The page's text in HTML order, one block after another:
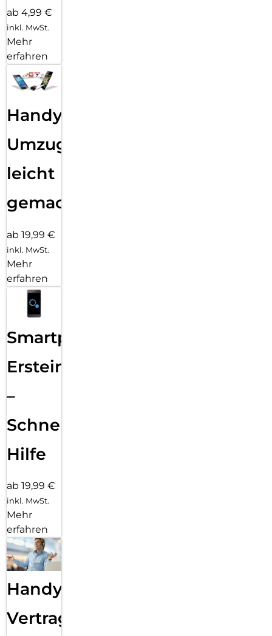
ab 4,99 €
inkl. MwSt.
Mehr
erfahren
Handy
Umzug
leicht
gemacht!
ab 19,99 €
inkl. MwSt.
Mehr
erfahren
Smartphone
Ersteinrichtung
–
Schnelle
Hilfe
ab 19,99 €
inkl. MwSt.
Mehr
erfahren
Handy
Vertragsabwicklung